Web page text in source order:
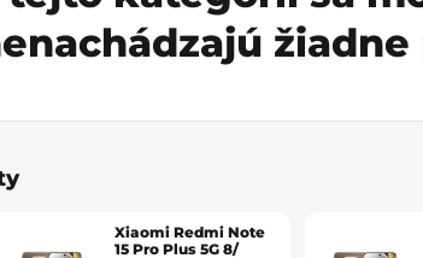
Xiaomi Redmi Note
15 Pro Plus 5G 8/